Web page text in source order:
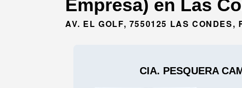
Empresa) en Las
AV. EL GOLF, 7550125 LAS CONDES,
CIA. PESQUERA